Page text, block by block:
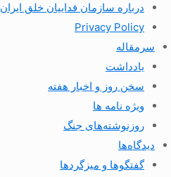
درباره سازمان فداییان خلق
Privacy Policy
سرمقاله
یادداشت
سخن روز و اخبار هفته
ویژه نامه ها
روزنوشته‌های جنگ
دیدگاه‌ها
گفتگوها و میزگردها